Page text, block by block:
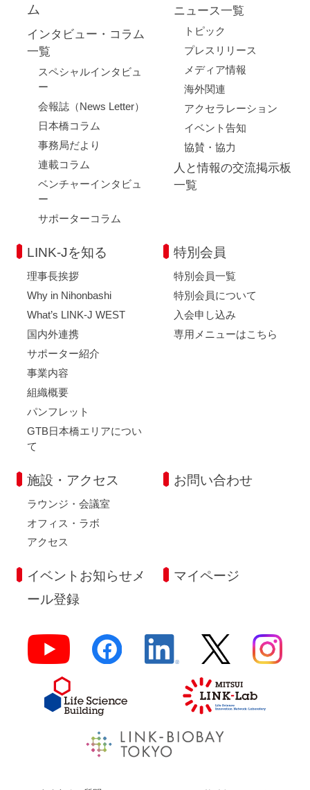
ム
インタビュー・コラム
一覧
スペシャルインタビュ
ー
会報誌（News Letter）
日本橋コラム
事務局だより
連載コラム
ベンチャーインタビュ
ー
サポーターコラム
ニュース一覧
トピック
プレスリリース
メディア情報
海外関連
アクセラレーション
イベント告知
協賛・協力
人と情報の交流掲示板
一覧
LINK-Jを知る
理事長挨拶
Why in Nihonbashi
What’s LINK-J WEST
国内外連携
サポーター紹介
事業内容
組織概要
パンフレット
GTB日本橋エリアについ
て
特別会員
特別会員一覧
特別会員について
入会申し込み
専用メニューはこちら
施設・アクセス
ラウンジ・会議室
オフィス・ラボ
アクセス
お問い合わせ
イベントお知らせメ
ール登録
マイページ